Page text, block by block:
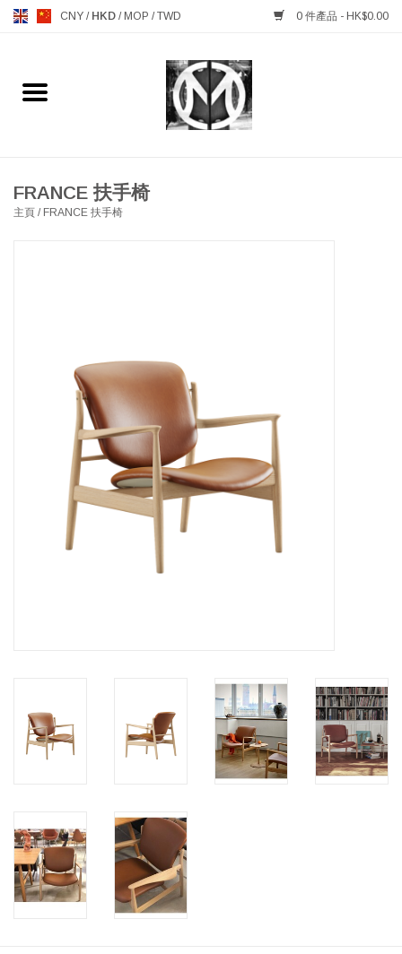
CNY / HKD / MOP /TWD 0 件產品 - HK$0.00
主頁
MANKS ANTIQUES 古董
HEALTHY LIVING 健康家居
LATEST ARRIVALS 最新扺港
MATER 系列
Gift cards
STORIES 故事
FRANCE 扶手椅
主頁 / FRANCE 扶手椅